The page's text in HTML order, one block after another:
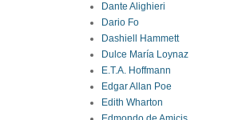
Dante Alighieri
Dario Fo
Dashiell Hammett
Dulce María Loynaz
E.T.A. Hoffmann
Edgar Allan Poe
Edith Wharton